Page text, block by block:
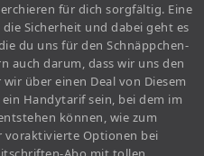
für dich sorgfältig. Eine
Sicherheit und dabei geht es
du uns für den Schnäppchen-
auch darum, dass wir uns den
über einen Deal von Diesem
Handytarif sein, bei dem im
können, wie zum
voraktivierte Optionen bei